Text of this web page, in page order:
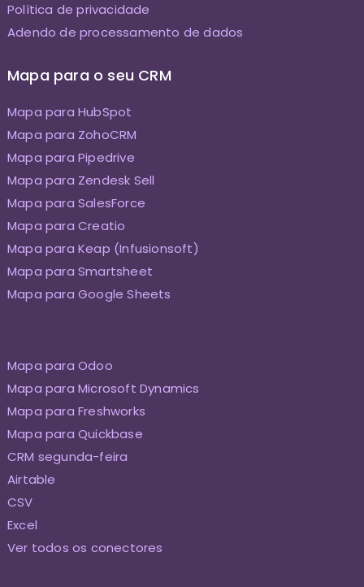
Política de privacidade
Adendo de processamento de dados
Mapa para o seu CRM
Mapa para HubSpot
Mapa para ZohoCRM
Mapa para Pipedrive
Mapa para Zendesk Sell
Mapa para SalesForce
Mapa para Creatio
Mapa para Keap (Infusionsoft)
Mapa para Smartsheet
Mapa para Google Sheets
Mapa para Odoo
Mapa para Microsoft Dynamics
Mapa para Freshworks
Mapa para Quickbase
CRM segunda-feira
Airtable
CSV
Excel
Ver todos os conectores